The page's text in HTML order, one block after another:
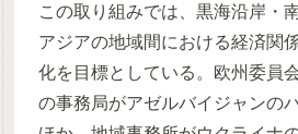
この取り組みでは、黒海沿岸・
アジアの地域間における経済関
化を目標としている。欧州委員
の事務局がアゼルバイジャンの